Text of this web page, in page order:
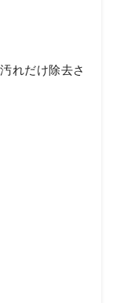
れだけ除去さ